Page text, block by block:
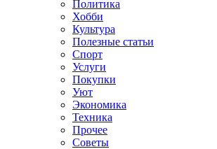
Политика
Хобби
Культура
Полезные статьи
Спорт
Услуги
Покупки
Уют
Экономика
Техника
Прочее
Советы